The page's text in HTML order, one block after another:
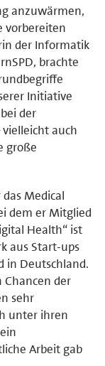
anzuwärmen,
vorbereiten
der Informatik
brachte
Initiative
der
auch
große
Medical
dem er Mitglied
Health“ ist
aus Start-ups
in Deutschland.
Chancen der
sehr
unter ihren
Arbeit gab